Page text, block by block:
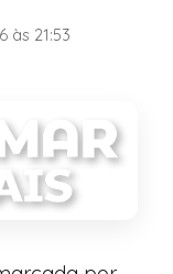
às 21:53